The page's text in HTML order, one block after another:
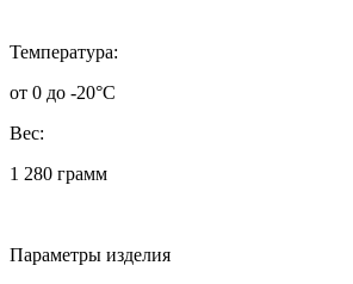
Температура:
от 0 до -20°C
Вес:
1 280 грамм
Параметры изделия